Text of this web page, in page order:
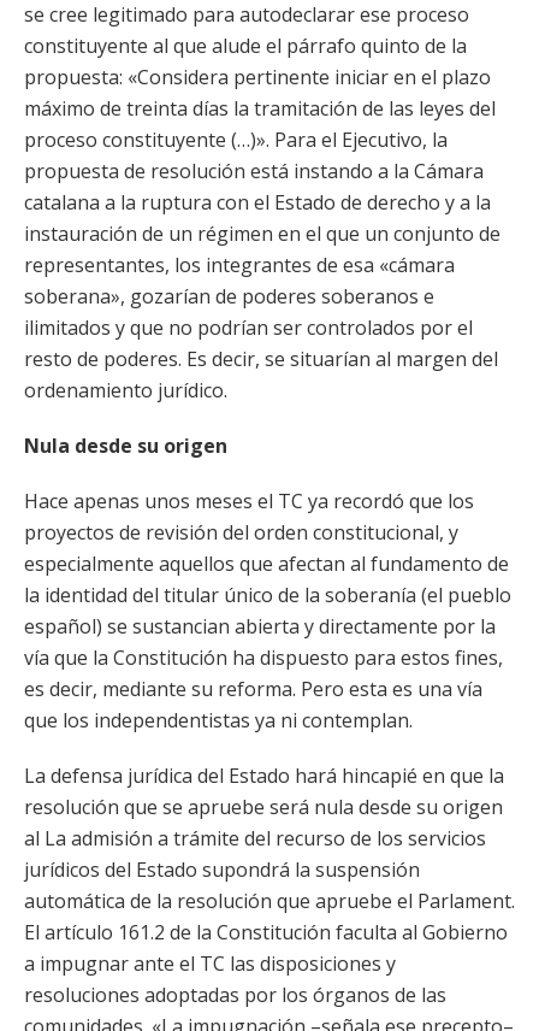
se cree legitimado para autodeclarar ese proceso
constituyente al que alude el párrafo quinto de la
propuesta: «Considera pertinente iniciar en el plazo
máximo de treinta días la tramitación de las leyes del
proceso constituyente (…)». Para el Ejecutivo, la
propuesta de resolución está instando a la Cámara
catalana a la ruptura con el Estado de derecho y a la
instauración de un régimen en el que un conjunto de
representantes, los integrantes de esa «cámara
soberana», gozarían de poderes soberanos e
ilimitados y que no podrían ser controlados por el
resto de poderes. Es decir, se situarían al margen del
ordenamiento jurídico.
Nula desde su origen
Hace apenas unos meses el TC ya recordó que los
proyectos de revisión del orden constitucional, y
especialmente aquellos que afectan al fundamento de
la identidad del titular único de la soberanía (el pueblo
español) se sustancian abierta y directamente por la
vía que la Constitución ha dispuesto para estos fines,
es decir, mediante su reforma. Pero esta es una vía
que los independentistas ya ni contemplan.
La defensa jurídica del Estado hará hincapié en que la
resolución que se apruebe será nula desde su origen
al La admisión a trámite del recurso de los servicios
jurídicos del Estado supondrá la suspensión
automática de la resolución que apruebe el Parlament.
El artículo 161.2 de la Constitución faculta al Gobierno
a impugnar ante el TC las disposiciones y
resoluciones adoptadas por los órganos de las